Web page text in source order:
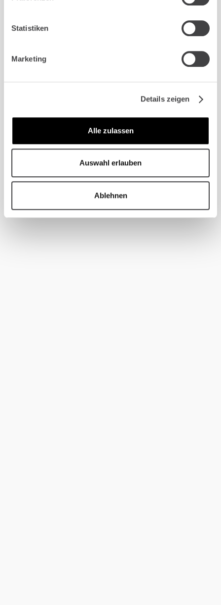
Statistiken
Marketing
Details zeigen
Alle zulassen
Auswahl erlauben
Ablehnen
Effektiver Schutz vor weiteren Infektionen
Beratung bis zur Nachsorge
TERMIN VEREINBAREN